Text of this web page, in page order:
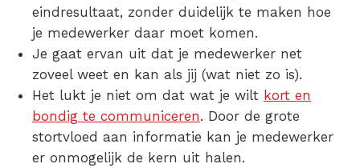
eindresultaat, zonder duidelijk te maken hoe
je medewerker daar moet komen.
Je gaat ervan uit dat je medewerker net
zoveel weet en kan als jij (wat niet zo is).
Het lukt je niet om dat wat je wilt kort en
bondig te communiceren. Door de grote
stortvloed aan informatie kan je medewerker
er onmogelijk de kern uit halen.